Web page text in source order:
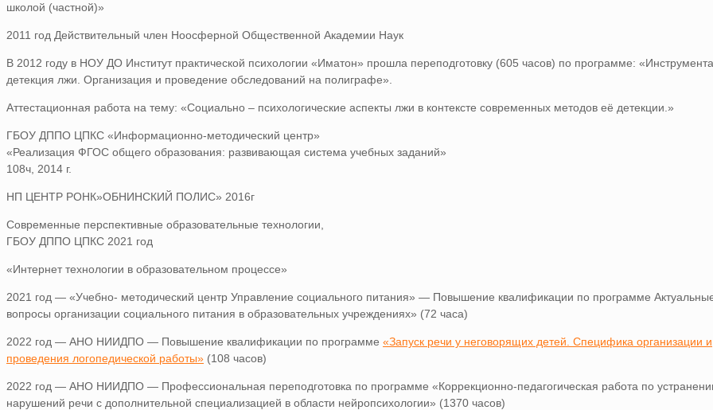
школой (частной)»
2011 год Действительный член Ноосферной Общественной Академии Наук
В 2012 году в НОУ ДО Институт практической психологии «Иматон» прошла переподготовку (605 часов) по программе:
детекция лжи. Организация и проведение обследований на полиграфе».
Аттестационная работа на тему: «Социально – психологические аспекты лжи в контексте современных методов её детекции.»
ГБОУ ДППО ЦПКС «Информационно-методический центр»
«Реализация ФГОС общего образования: развивающая система учебных заданий»
108ч, 2014 г.
НП ЦЕНТР РОНК»ОБНИНСКИЙ ПОЛИС» 2016г
Современные перспективные образовательные технологии,
ГБОУ ДППО ЦПКС 2021 год
«Интернет технологии в образовательном процессе»
2021 год — «Учебно- методический центр Управление социального питания» — Повышение квалификации по программе
вопросы организации социального питания в образовательных учреждениях» (72 часа)
2022 год — АНО НИИДПО — Повышение квалификации по программе «Запуск речи у неговорящих детей. Специфика организации и
проведения логопедической работы» (108 часов)
2022 год — АНО НИИДПО — Профессиональная переподготовка по программе «Коррекционно-педагогическая работа по
нарушений речи с дополнительной специализацией в области нейропсихологии» (1370 часов)